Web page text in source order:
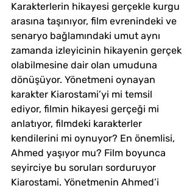
Karakterlerin hikayesi gerçekle kurgu
arasına taşınıyor, film evrenindeki ve
senaryo bağlamındaki umut aynı
zamanda izleyicinin hikayenin gerçek
olabilmesine dair olan umuduna
dönüşüyor. Yönetmeni oynayan
karakter Kiarostami’yi mi temsil
ediyor, filmin hikayesi gerçeği mi
anlatıyor, filmdeki karakterler
kendilerini mi oynuyor? En önemlisi,
Ahmed yaşıyor mu? Film boyunca
seyirciye bu soruları sorduruyor
Kiarostami. Yönetmenin Ahmed’i